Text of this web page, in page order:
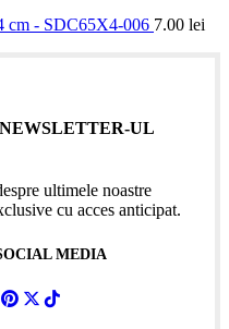
cm - SDC65X4-006 7.00 lei
UL
ultimele noastre
cu acces anticipat.
MEDIA